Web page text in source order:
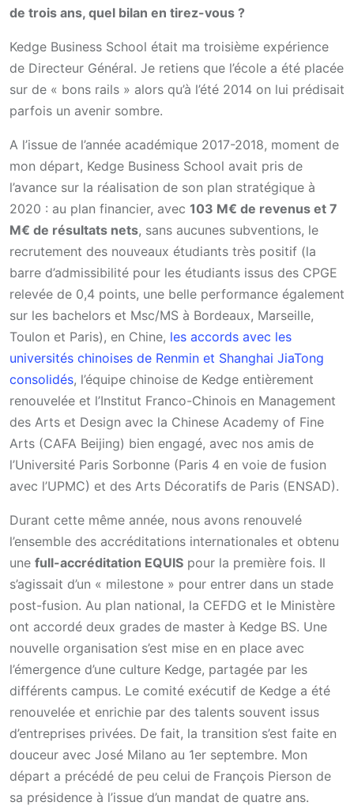
de trois ans, quel bilan en tirez-vous ?
Kedge Business School était ma troisième expérience
de Directeur Général. Je retiens que l’école a été placée
sur de « bons rails » alors qu’à l’été 2014 on lui prédisait
parfois un avenir sombre.
A l’issue de l’année académique 2017-2018, moment de
mon départ, Kedge Business School avait pris de
l’avance sur la réalisation de son plan stratégique à
2020 : au plan financier, avec 103 M€ de revenus et 7
M€ de résultats nets, sans aucunes subventions, le
recrutement des nouveaux étudiants très positif (la
barre d’admissibilité pour les étudiants issus des CPGE
relevée de 0,4 points, une belle performance également
sur les bachelors et Msc/MS à Bordeaux, Marseille,
Toulon et Paris), en Chine, les accords avec les
universités chinoises de Renmin et Shanghai JiaTong
consolidés, l’équipe chinoise de Kedge entièrement
renouvelée et l’Institut Franco-Chinois en Management
des Arts et Design avec la Chinese Academy of Fine
Arts (CAFA Beijing) bien engagé, avec nos amis de
l’Université Paris Sorbonne (Paris 4 en voie de fusion
avec l’UPMC) et des Arts Décoratifs de Paris (ENSAD).
Durant cette même année, nous avons renouvelé
l’ensemble des accréditations internationales et obtenu
une full-accréditation EQUIS pour la première fois. Il
s’agissait d’un « milestone » pour entrer dans un stade
post-fusion. Au plan national, la CEFDG et le Ministère
ont accordé deux grades de master à Kedge BS. Une
nouvelle organisation s’est mise en en place avec
l’émergence d’une culture Kedge, partagée par les
différents campus. Le comité exécutif de Kedge a été
renouvelée et enrichie par des talents souvent issus
d’entreprises privées. De fait, la transition s’est faite en
douceur avec José Milano au 1er septembre. Mon
départ a précédé de peu celui de François Pierson de
sa présidence à l’issue d’un mandat de quatre ans.